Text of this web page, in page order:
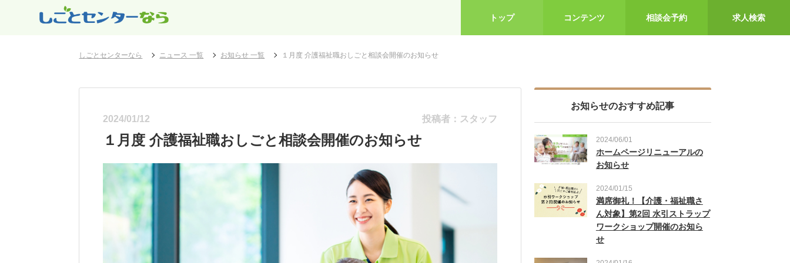
トップ コンテンツ 相談会予約 求人検索
しごとセンターなら ニュース 一覧 お知らせ 一覧 １月度 介護福祉職おしごと相談会開催のお知らせ
2024/01/12 投稿者：スタッフ
１月度 介護福祉職おしごと相談会開催のお知らせ
お知らせのおすすめ記事
2024/06/01
ホームページリニューアルの
お知らせ
2024/01/15
満席御礼！【介護・福祉職さ
ん対象】第2回 水引ストラップ
ワークショップ開催のお知ら
せ